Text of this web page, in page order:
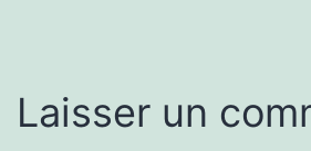
Laisser un